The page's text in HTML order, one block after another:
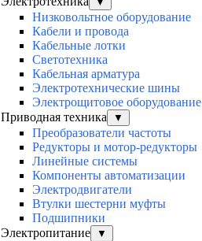
Низковольтное оборудование
Кабели и провода
Кабельные лотки
Светотехника
Кабельная арматура
Электротехнические шины
Электрощитовое оборудование
Приводная техника
▼
Преобразователи частоты
Редукторы и мотор-редукторы
Линейные системы
Компоненты автоматизации
Электродвигатели
Втулки шестерни муфты
Подшипники
Электропитание
▼